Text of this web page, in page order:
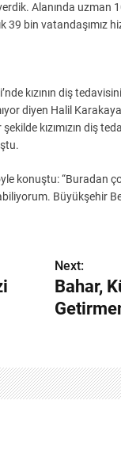
Alanında uzman
bin vatandaşımız
kızının diş
diyen Halil
kızımızın diş
konuştu: “Buradan
Büyükşehir
Next:
Bahar,